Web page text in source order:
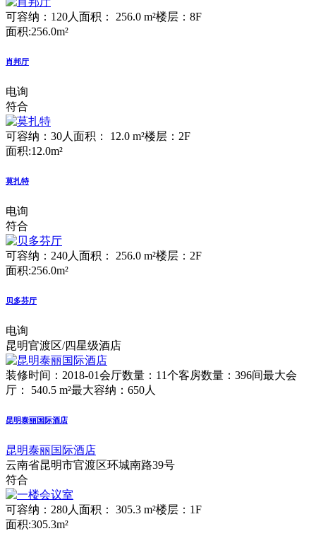
可容纳：120人 面积： 256.0 m²楼层：8F
面积:256.0m²
肖邦厅
电询
符合
可容纳：30人 面积： 12.0 m²楼层：2F
面积:12.0m²
莫扎特
电询
符合
可容纳：240人 面积： 256.0 m²楼层：2F
面积:256.0m²
贝多芬厅
电询
昆明官渡区/四星级酒店
装修时间：2018-01会厅数量：11个客房数量：396间最大会
厅： 540.5 m²最大容纳：650人
昆明泰丽国际酒店
昆明泰丽国际酒店
云南省昆明市官渡区环城南路39号
符合
可容纳：280人 面积： 305.3 m²楼层：1F
面积:305.3m²